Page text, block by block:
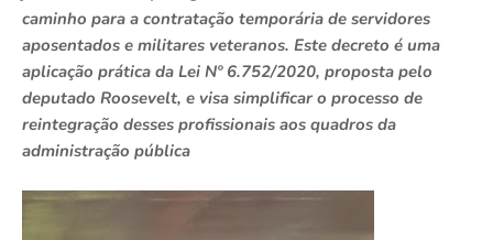
caminho para a contratação temporária de servidores
aposentados e militares veteranos. Este decreto é uma
aplicação prática da Lei Nº 6.752/2020, proposta pelo
deputado Roosevelt, e visa simplificar o processo de
reintegração desses profissionais aos quadros da
administração pública